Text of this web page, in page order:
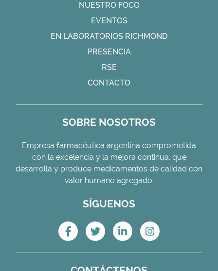
NUESTRO FOCO
EVENTOS
EN LABORATORIOS RICHMOND
PRESENCIA
RSE
CONTACTO
SOBRE NOSOTROS
Empresa farmacéutica argentina comprometida
con la excelencia y la mejora continua, que
desarrolla y produce medicamentos de calidad con
valor humano agregado.
SÍGUENOS